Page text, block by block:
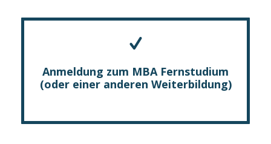
Anmeldung zum MBA Fernstudium
(oder einer anderen Weiterbildung)